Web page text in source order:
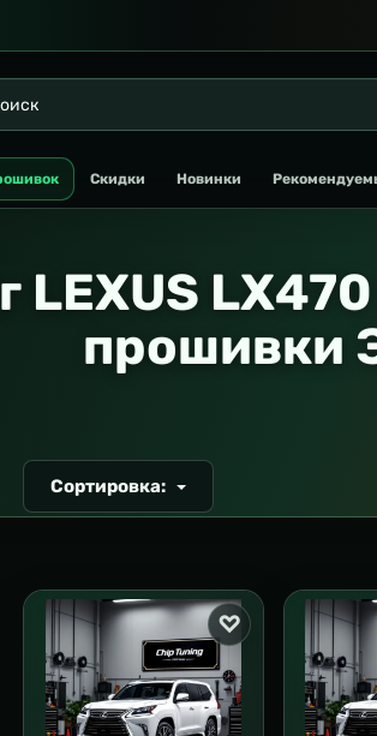
Скидки Новинки
прошивки
Сортировка: